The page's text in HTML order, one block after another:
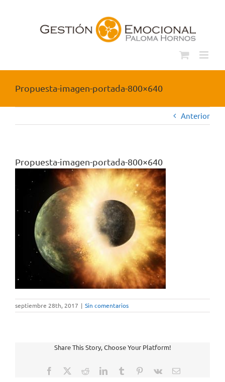
Propuesta-imagen-portada-800×640
Anterior
Propuesta-imagen-portada-800×640
septiembre 28th, 2017 | Sin comentarios
Share This Story, Choose Your Platform!
Facebook RedditLinkedInTumblr Pinterest
Vk
Correo